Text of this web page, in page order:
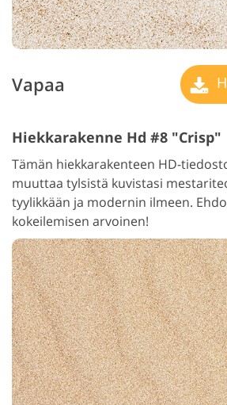
Vapaa
Hiekkarakenne Hd #8 "Crisp"
Tämän hiekkarakenteen HD-
muuttaa tylsistä kuvistasi
tyylikkään ja modernin ilmeen.
kokeilemisen arvoinen!